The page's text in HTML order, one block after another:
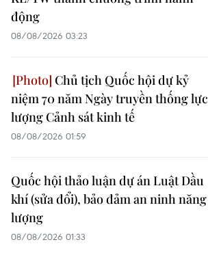
động
08/08/2026 03:23
Chủ tịch Quốc hội dự kỷ
niệm 70 năm Ngày truyền thống lực
lượng Cảnh sát kinh tế
08/08/2026 01:59
Quốc hội thảo luận dự án Luật Dầu
khí (sửa đổi), bảo đảm an ninh năng
lượng
08/08/2026 01:33